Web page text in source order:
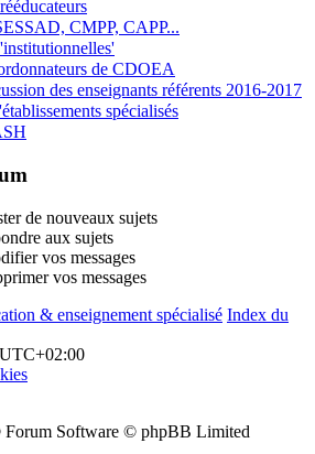
CMPP, CAPP...
de CDOEA
des enseignants référents 2016-2017
spécialisés
de nouveaux sujets
aux sujets
vos messages
vos messages
& enseignement spécialisé Index du
UTC+02:00
Software © phpBB Limited